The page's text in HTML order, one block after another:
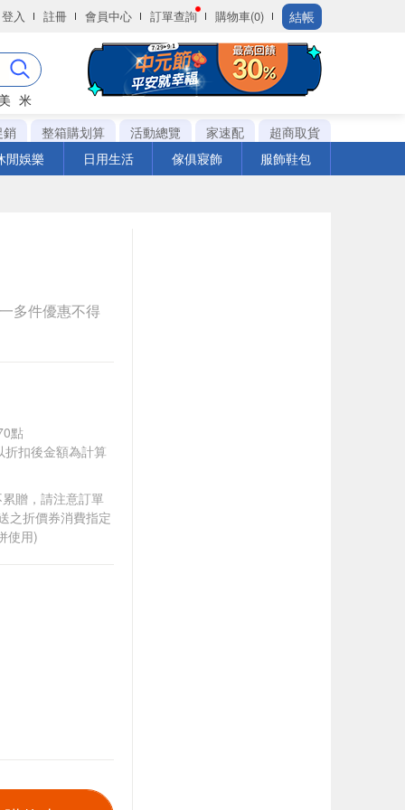
登入 註冊 會員中心 訂單查詢 購物車(0) 結帳
米
銷
整箱購划算 活動總覽 家速配
超商取貨
閒娛樂
日用生活 傢俱寢飾 服飾鞋包
多件優惠不得
點
扣後金額為計算
贈，請注意訂單
之折價券消費指定
使用)